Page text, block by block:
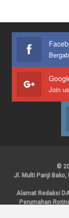
Join
©
Jl. Multi Panji
Alamat Redaksi
Perumahan